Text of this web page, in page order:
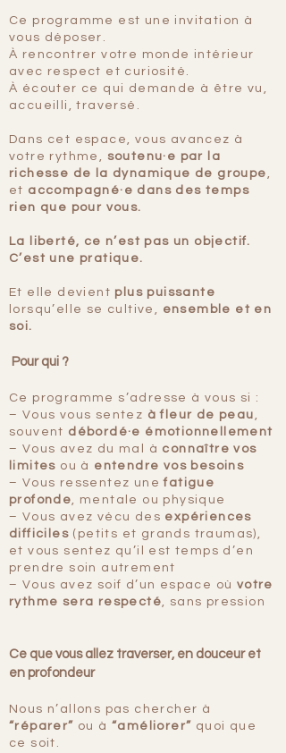
Ce programme est une invitation à
vous déposer.
À rencontrer votre monde intérieur
avec respect et curiosité.
À écouter ce qui demande à être vu,
accueilli, traversé.
Dans cet espace, vous avancez à
votre rythme, soutenu·e par la
richesse de la dynamique de groupe ,
et accompagné·e dans des temps
rien que pour vous.
La liberté, ce n’est pas un objectif.
C’est une pratique.
Et elle devient plus puissante
lorsqu’elle se cultive, ensemble et en
soi.
Pour qui ?
Ce programme s’adresse à vous si :
– Vous vous sentez à fleur de peau ,
souvent débordé·e émotionnellement
– Vous avez du mal à connaître vos
limites ou à entendre vos besoins
– Vous ressentez unefatigue
profonde, mentale ou physique
– Vous avez vécu des expériences
difficiles (petits et grands traumas),
et vous sentez qu’il est temps d’en
prendre soin autrement
– Vous avez soif d’un espace où votre
rythme sera respecté, sans pression
Ce que vous allez traverser, en douceur et
en profondeur
Nous n’allons pas chercher à
“réparer” ou à“améliorer” quoi que
ce soit.